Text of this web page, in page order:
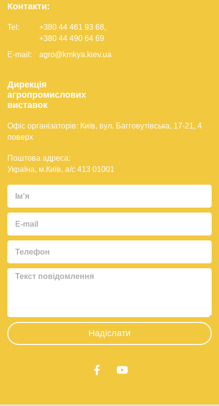
Контакти:
Tel: +380 44 461 93 68,
+380 44 490 64 69
E-mail:
agro@kmkya.kiev.ua
Дирекція
агропромислових
виставок
Офіс організаторів: Київ, вул. Багговутівська, 17-21, 4
поверх
Поштова адреса:
Україна, м.Київ, а/с 413 01001
Надіслати